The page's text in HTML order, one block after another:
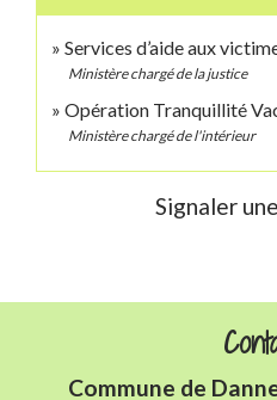
Services d’aide aux
Ministère chargé de la justice
Opération Tranquillité
Ministère chargé de l'intérieur
Signaler
Commune de